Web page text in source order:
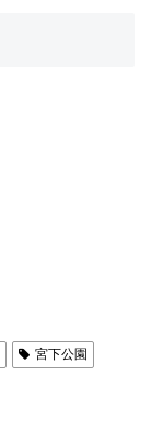
宮下公園